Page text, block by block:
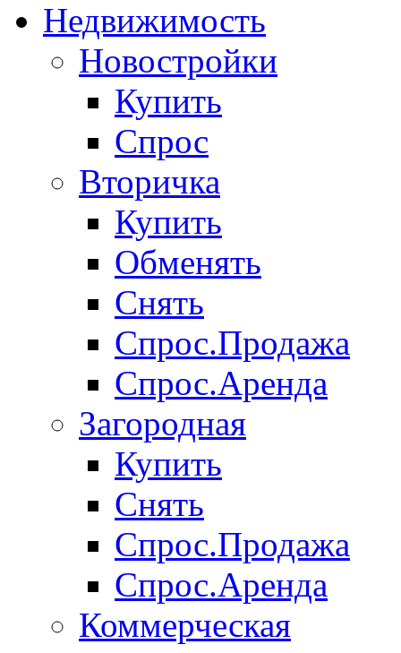
Недвижимость
Новостройки
Купить
Спрос
Вторичка
Купить
Обменять
Снять
Спрос.Продажа
Спрос.Аренда
Загородная
Купить
Снять
Спрос.Продажа
Спрос.Аренда
Коммерческая